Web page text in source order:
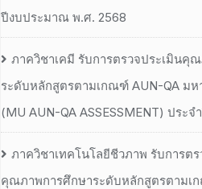
ปีงบประมาณ พ.ศ. 2568
ภาควิชาเคมี รับการตรวจประเมินคุ
ระดับหลักสูตรตามเกณฑ์ AUN-QA ม
(MU AUN-QA ASSESSMENT) ประจ
ภาควิชาเทคโนโลยีชีวภาพ รับการตร
คุณภาพการศึกษาระดับหลักสูตรตามเ